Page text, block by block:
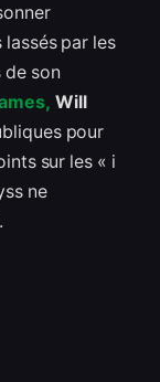
par les
de son
Will
pour
sur les « i
ne